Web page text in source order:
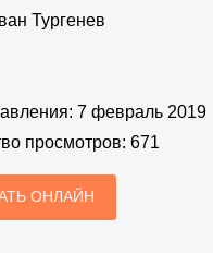
Тургенев
7 февраль 2019
просмотров: 671
ОНЛАЙН